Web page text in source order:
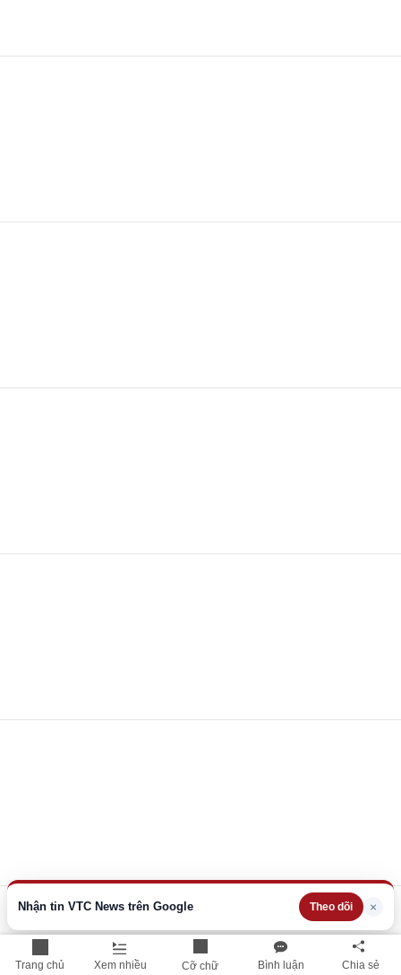
Trang chủ Xem nhiều Cỡ chữ Bình luận Chia sẻ
Nhận tin VTC News trên Google Theo dõi ×